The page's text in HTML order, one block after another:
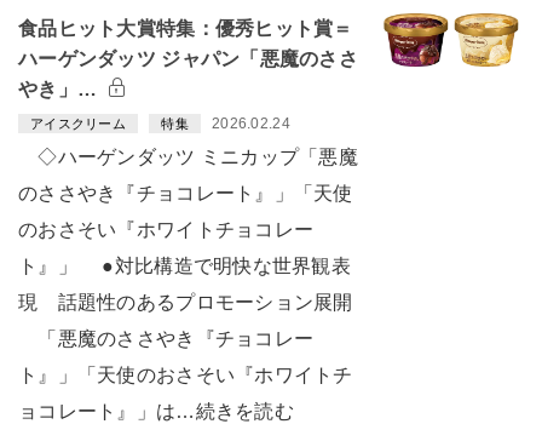
食品ヒット大賞特集：優秀ヒット賞＝
ハーゲンダッツ ジャパン「悪魔のささ
やき」…
アイスクリーム 特集 2026.02.24
◇ハーゲンダッツ ミニカップ「悪魔
のささやき『チョコレート』」「天使
のおさそい『ホワイトチョコレー
ト』」 ●対比構造で明快な世界観表
現 話題性のあるプロモーション展開
「悪魔のささやき『チョコレー
ト』」「天使のおさそい『ホワイトチ
ョコレート』」は…続きを読む